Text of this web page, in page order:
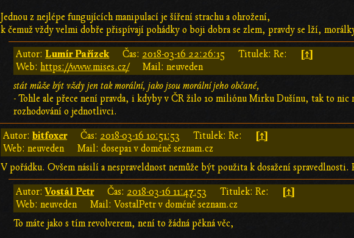
Jednou z nejlépe fungujících manipulací je šíření strachu a ohrožení,
k čemuž vždy velmi dobře přispívají pohádky o boji dobra se zlem, pravdy se lží,
Autor:Lumír Pařízek Čas: 2018-03-16 22:26:15 Titulek: Re: [↑]
Web:https://www.mises.cz/
Mail: neuveden
stát může být vždy jen tak morální, jako jsou morální jeho občané,
- Tohle ale přece není pravda, i kdyby v ČR žilo 10 miliónu Mirku Dušínu, tak to
rozhodování o jednotlivci.
Autor:bitfoxer Čas: 2018-03-16 10:51:53 Titulek: Re: [↑]
Web: neuveden
Mail: dosepa1 v doméně seznam.cz
V pořádku. Ovšem násilí a nespraveldnost nemůže být použita k dosažení
Autor:Vostál Petr Čas: 2018-03-16 11:47:53 Titulek: Re: [↑]
Web: neuveden
Mail: VostalPetr v doméně seznam.cz
To máte jako s tím revolverem, není to žádná pěkná věc,